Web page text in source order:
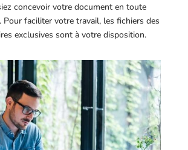
concevoir votre document en toute
Pour faciliter votre travail, les fichiers des
exclusives sont à votre disposition.